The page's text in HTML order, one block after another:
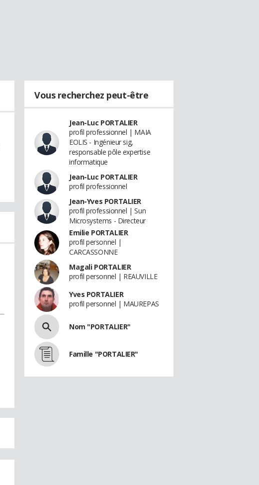
Vous recherchez peut-être
Jean-Luc PORTALIER
profil professionnel | MAIA
EOLIS - Ingénieur sig,
responsable pôle expertise
informatique
Jean-Luc PORTALIER
profil professionnel
Jean-Yves PORTALIER
profil professionnel | Sun
Microsystems - Directeur
Emilie PORTALIER
profil personnel |
CARCASSONNE
Magali PORTALIER
profil personnel | REAUVILLE
Yves PORTALIER
profil personnel | MAUREPAS
Nom "PORTALIER"
Famille "PORTALIER"